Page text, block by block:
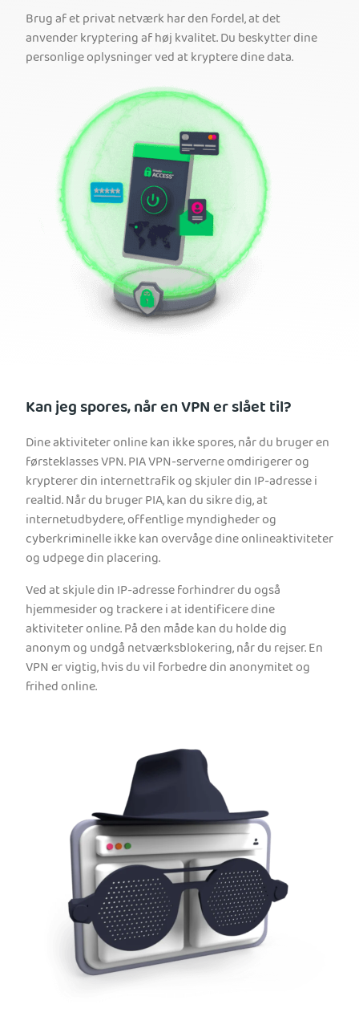
Brug af et privat netværk har den fordel, at det
anvender kryptering af høj kvalitet. Du beskytter dine
personlige oplysninger ved at kryptere dine data.
Kan jeg spores, når en VPN er slået til?
Dine aktiviteter online kan ikke spores, når du bruger en
førsteklasses VPN. PIA VPN-serverne omdirigerer og
krypterer din internettrafik og skjuler din IP-adresse i
realtid. Når du bruger PIA, kan du sikre dig, at
internetudbydere, offentlige myndigheder og
cyberkriminelle ikke kan overvåge dine onlineaktiviteter
og udpege din placering.
Ved at skjule din IP-adresse forhindrer du også
hjemmesider og trackere i at identificere dine
aktiviteter online. På den måde kan du holde dig
anonym og undgå netværksblokering, når du rejser. En
VPN er vigtig, hvis du vil forbedre din anonymitet og
frihed online.